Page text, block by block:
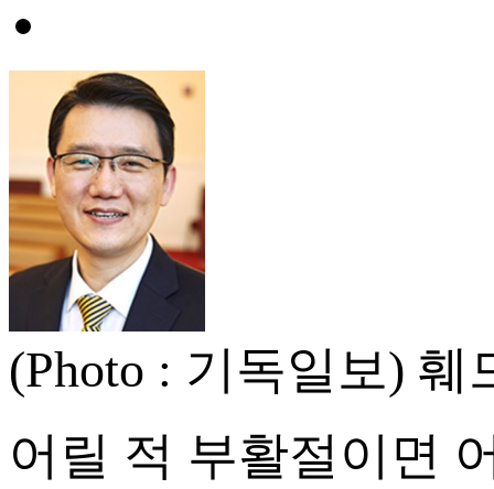
(Photo : 기독일보)
어릴 적 부활절이면